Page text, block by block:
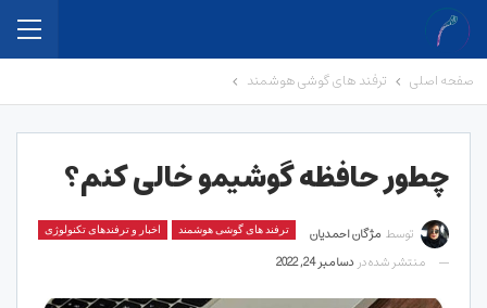
صفحه اصلی ترفند های گوشی هوشمند
چطور حافظه گوشیمو خالی کنم؟
ترفند های گوشی هوشمند اخبار و ترفندهای تکنولوژی توسط مژگان احمدیان
منتشر شده در دسامبر 24, 2022